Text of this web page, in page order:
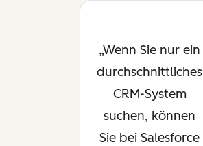
Wenn Sie nur ein
durchschnittliches
CRM-System
suchen, können
Sie bei Salesforce